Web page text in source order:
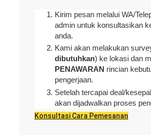
Kirim pesan melalui WA/
admin untuk konsultasikan
anda.
Kami akan melakukan
dibutuhkan) ke lokasi dan
PENAWARAN rincian
pengerjaan.
Setelah tercapai deal/
akan dijadwalkan proses
Konsultasi Cara Pemesanan